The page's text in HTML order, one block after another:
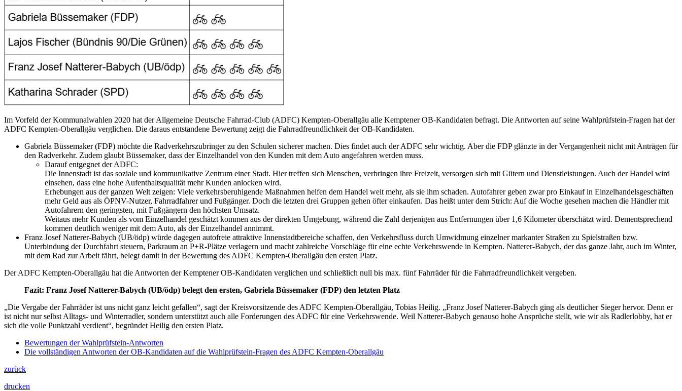
Im Vorfeld der Kommunalwahlen 2020 hat der Allgemeine Deutsche Fahrrad-Club (ADFC) Kempten-Oberallgäu alle Kemptener OB-Kandidaten befragt. Die Antworten auf seine Wahlprüfstein-Fragen hat der
ADFC Kempten-Oberallgäu verglichen. Die daraus entstandene Bewertung zeigt die Fahrradfreundlichkeit der OB-Kandidaten.
Gabriela Büssemaker (FDP) möchte die Radverkehrszubringer zu den Schulen sicherer machen. Dies findet auch der ADFC sehr wichtig. Aber die FDP glänzte in der Vergangenheit nicht mit Anträgen für
den Radverkehr. Zudem glaubt Büssemaker, dass der Einzelhandel von den Kunden mit dem Auto angefahren werden muss.
Darauf entgegnet der ADFC:
Die Innenstadt ist das soziale und kommunikative Zentrum einer Stadt. Hier treffen sich Menschen, verbringen ihre Freizeit, versorgen sich mit Gütern und Dienstleistungen. Auch der Handel wird
einsehen, dass eine hohe Aufenthaltsqualität mehr Kunden anlocken wird.
Erhebungen aus der ganzen Welt zeigen: Viele verkehrsberuhigende Maßnahmen helfen dem Handel weit mehr, als sie ihm schaden. Autofahrer geben zwar pro Einkauf in Einzelhandelsgeschäften
mehr Geld aus als ÖPNV-Nutzer, Fahrradfahrer und Fußgänger. Doch die letzten drei Gruppen gehen öfter einkaufen. Das heißt unter dem Strich: Auf die Woche gesehen machen die Händler mit
Autofahrern den geringsten, mit Fußgängern den höchsten Umsatz.
Weitaus mehr Kunden als vom Einzelhandel geschätzt kommen aus der direkten Umgebung, während die Zahl derjenigen aus Entfernungen über 1,6 Kilometer überschätzt wird. Dementsprechend
kommen deutlich weniger mit dem Auto, als der Einzelhandel annimmt.
Franz Josef Natterer-Babych (UB/ödp) würde dagegen autofreie attraktive Innenstadtbereiche schaffen, den Verkehrsfluss durch Umwidmung einzelner markanter Straßen zu Spielstraßen bzw.
Unterbindung der Durchfahrt steuern, Parkraum an P+R-Plätze verlagern und macht zahlreiche Vorschläge für eine echte Verkehrswende in Kempten. Natterer-Babych, der das ganze Jahr, auch im Winter,
mit dem Rad zur Arbeit fährt, belegt damit in der Bewertung des ADFC Kempten-Oberallgäu den ersten Platz.
Der ADFC Kempten-Oberallgäu hat die Antworten der Kemptener OB-Kandidaten verglichen und schließlich null bis max. fünf Fahrräder für die Fahrradfreundlichkeit vergeben.
Fazit: Franz Josef Natterer-Babych (UB/ödp) belegt den ersten, Gabriela Büssemaker (FDP) den letzten Platz
„Die Vergabe der Fahrräder ist uns nicht ganz leicht gefallen“, sagt der Kreisvorsitzende des ADFC Kempten-Oberallgäu, Tobias Heilig. „Franz Josef Natterer-Babych ging als deutlicher Sieger hervor. Denn er
ist nicht nur selbst Alltags- und Winterradler, sondern unterstützt auch alle Forderungen des ADFC für eine Verkehrswende. Weil Natterer-Babych genauso hohe Ansprüche stellt, wie wir als Radlerlobby, hat er
sich die volle Punktzahl verdient“, begründet Heilig den ersten Platz.
Bewertungen der Wahlprüfstein-Antworten
Die vollständigen Antworten der OB-Kandidaten auf die Wahlprüfstein-Fragen des ADFC Kempten-Oberallgäu
zurück
drucken